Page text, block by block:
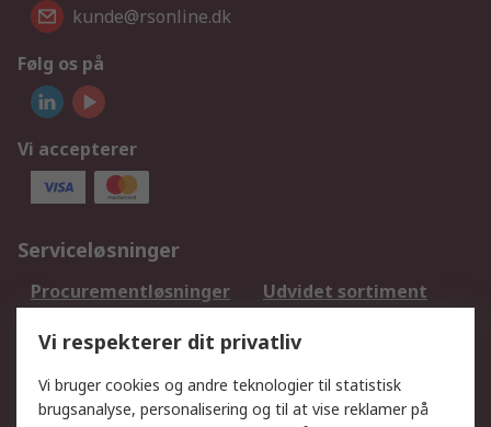
kunde@rsonline.dk
Følg os på
Vi accepterer
Serviceløsninger
Procurementløsninger
Udvidet sortiment
DesignSpark
Teknisk Support
Dit lokale salgsteam
Eksportløsninger
Vi respekterer dit privatliv
Vi bruger cookies og andre teknologier til statistisk
brugsanalyse, personalisering og til at vise reklamer på